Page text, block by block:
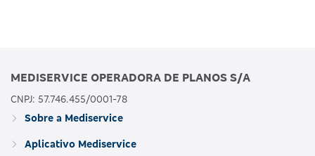
MEDISERVICE OPERADORA DE PLANOS S/A
CNPJ: 57.746.455/0001-78
Sobre a Mediservice
Aplicativo Mediservice